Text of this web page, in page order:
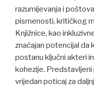
razumijevanja i
pismenosti, kritičkog
Knjižnice, kao
značajan potencijal
postanu ključni akteri
kohezije.
vrijedan poticaj za